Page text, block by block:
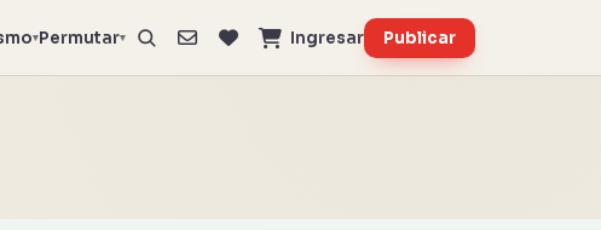
▾Permutar▾ Ingresar Publicar